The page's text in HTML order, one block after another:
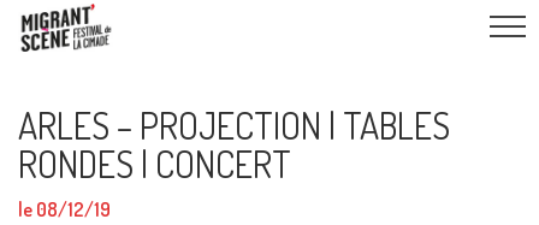
ARLES – PROJECTION | TABLES
RONDES | CONCERT
le 08/12/19